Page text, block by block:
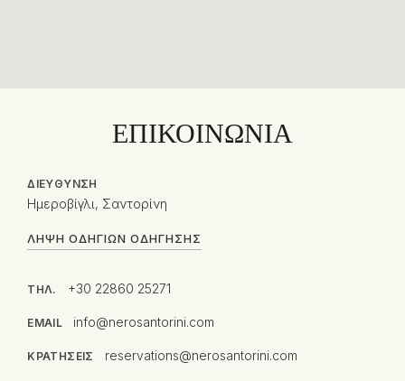
ΕΠΙΚΟΙΝΩΝΊΑ
ΔΙΕΎΘΥΝΣΗ
Ημεροβίγλι, Σαντορίνη
ΛΉΨΗ ΟΔΗΓΙΏΝ ΟΔΉΓΗΣΗΣ
ΤΗΛ. +30 22860 25271
EMAIL info@nerosantorini.com
ΚΡΑΤΉΣΕΙΣ reservations@nerosantorini.com